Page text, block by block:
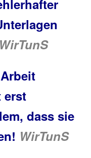
WirTunS
erst
dass sie
WirTunS